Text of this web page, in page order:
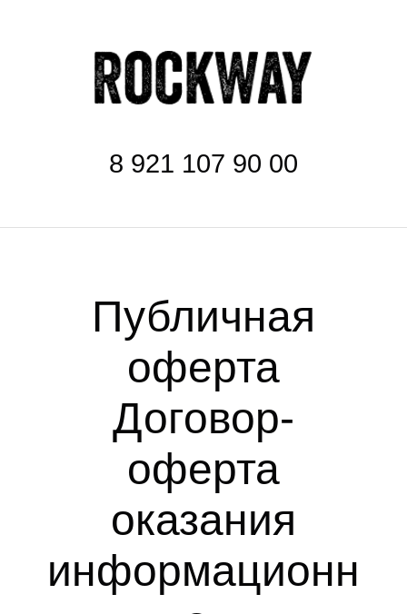
8 921 107 90 00
Публичная
оферта
Договор-
оферта
оказания
информационн